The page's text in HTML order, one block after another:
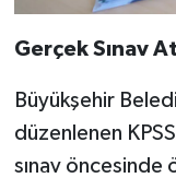
Gerçek Sınav
Büyükşehir
düzenlenen
sınav öncesinde